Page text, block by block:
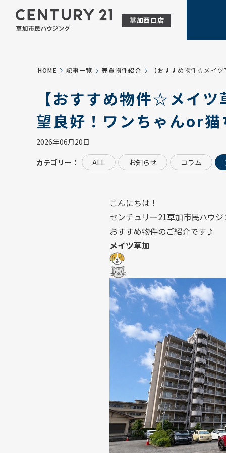
HOME 記事一覧 売買物件紹介 【おすすめ物件☆メイ
【おすすめ物件☆メイ
望良好！ワンちゃんor
2026年06月20日
カテゴリー： ALL お知らせ コラム
こんにちは！
センチュリー21草加市民ハウ
おすすめ物件のご紹介です♪
メイツ草加